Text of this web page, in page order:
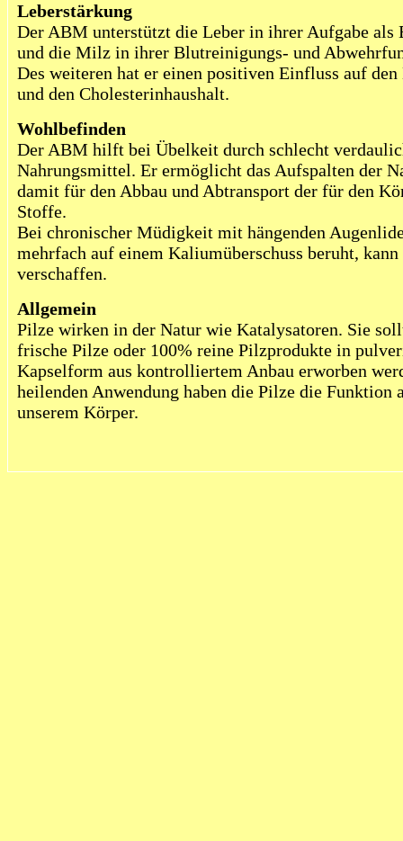
Leberstärkung
Der ABM unterstützt die Leber in ihrer Aufgabe als
und die Milz in ihrer Blutreinigungs- und
Des weiteren hat er einen positiven Einfluss auf
und den Cholesterinhaushalt.
Wohlbefinden
Der ABM hilft bei Übelkeit durch schlecht
Nahrungsmittel. Er ermöglicht das Aufspalten der
damit für den Abbau und Abtransport der für den
Stoffe.
Bei chronischer Müdigkeit mit hängenden
mehrfach auf einem Kaliumüberschuss beruht,
verschaffen.
Allgemein
Pilze wirken in der Natur wie Katalysatoren. Sie
frische Pilze oder 100% reine Pilzprodukte in
Kapselform aus kontrolliertem Anbau erworben
heilenden Anwendung haben die Pilze die Funktion
unserem Körper.